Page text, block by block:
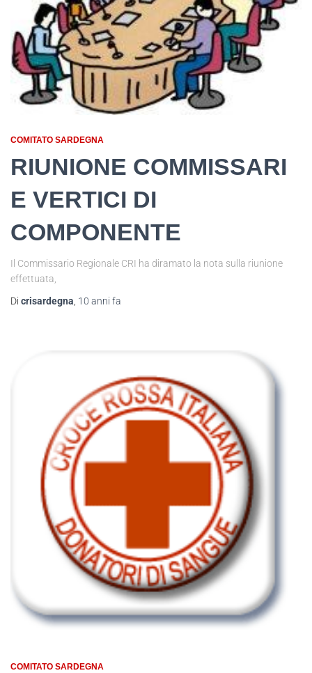
COMITATO SARDEGNA
RIUNIONE COMMISSARI
E VERTICI DI
COMPONENTE
Il Commissario Regionale CRI ha diramato la nota sulla riunione
effettuata,
Di crisardegna, 10 anni fa
COMITATO SARDEGNA